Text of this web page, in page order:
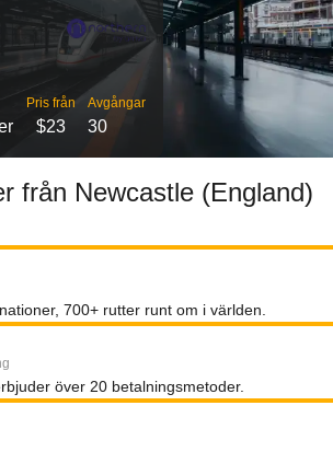
Pris från
$23
Avgångar
30
från Newcastle (England)
700+ rutter runt om i världen.
över 20 betalningsmetoder.